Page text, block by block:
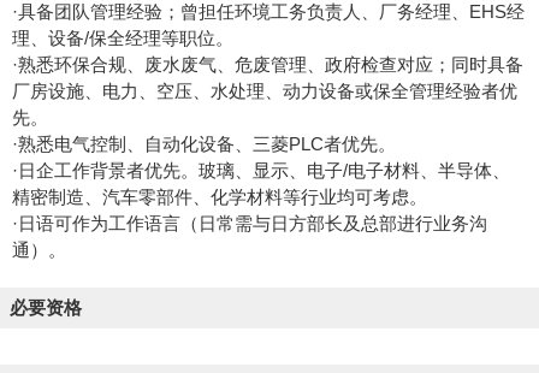
·具备团队管理经验；曾担任环境工务负责人、厂务经理、EHS经
理、设备/保全经理等职位。
·熟悉环保合规、废水废气、危废管理、政府检查对应；同时具备
厂房设施、电力、空压、水处理、动力设备或保全管理经验者优
先。
·熟悉电气控制、自动化设备、三菱PLC者优先。
·日企工作背景者优先。玻璃、显示、电子/电子材料、半导体、
精密制造、汽车零部件、化学材料等行业均可考虑。
·日语可作为工作语言（日常需与日方部长及总部进行业务沟
通）。
必要资格